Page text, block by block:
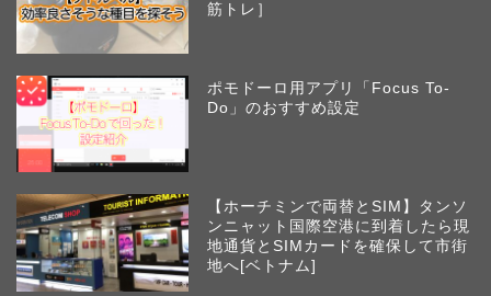
筋トレ］
ポモドーロ用アプリ「Focus To-
Do」のおすすめ設定
【ホーチミンで両替とSIM】タンソ
ンニャット国際空港に到着したら現
地通貨とSIMカードを確保して市街
地へ[ベトナム]